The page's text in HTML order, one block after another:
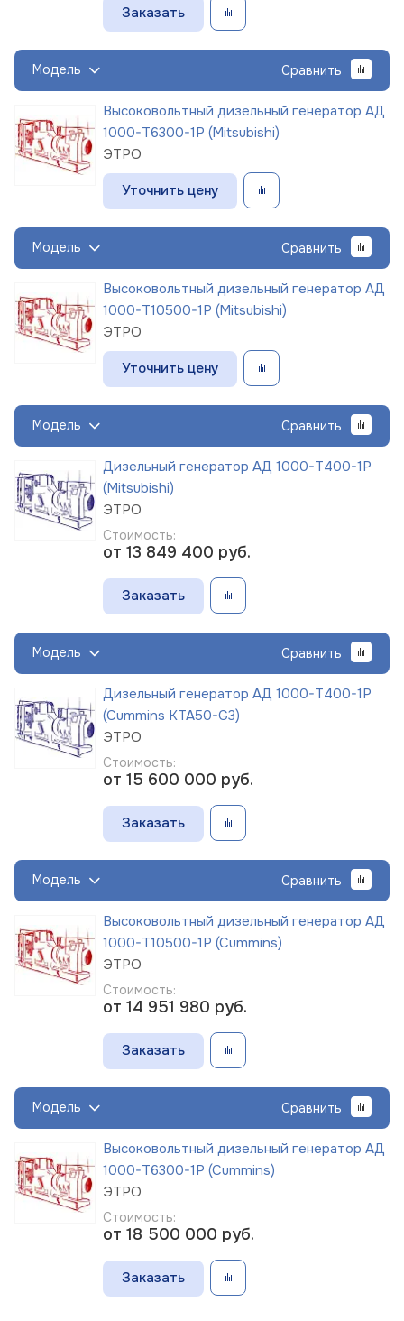
Заказать
Модель Сравнить
Высоковольтный дизельный генератор АД
1000-Т6300-1Р (Mitsubishi)
ЭТРО
Уточнить цену
Модель Сравнить
Высоковольтный дизельный генератор АД
1000-Т10500-1Р (Mitsubishi)
ЭТРО
Уточнить цену
Модель Сравнить
Дизельный генератор АД 1000-Т400-1Р
(Mitsubishi)
ЭТРО
Стоимость:
от 13 849 400 руб.
Заказать
Модель Сравнить
Дизельный генератор АД 1000-Т400-1Р
(Cummins KTA50-G3)
ЭТРО
Стоимость:
от 15 600 000 руб.
Заказать
Модель Сравнить
Высоковольтный дизельный генератор АД
1000-Т10500-1Р (Cummins)
ЭТРО
Стоимость:
от 14 951 980 руб.
Заказать
Модель Сравнить
Высоковольтный дизельный генератор АД
1000-Т6300-1Р (Cummins)
ЭТРО
Стоимость:
от 18 500 000 руб.
Заказать